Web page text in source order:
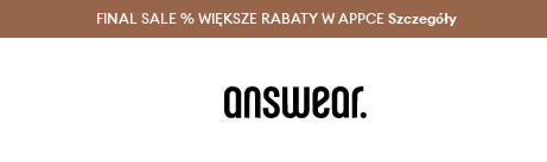
Oszczędzaj z Answear Club > Dostawa nawet w 24h >
FINAL SALE % WIĘKSZE RABATY W APPCE Szczegóły